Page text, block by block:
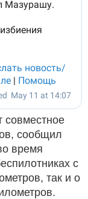
совместное
сообщил
время
с
так и о